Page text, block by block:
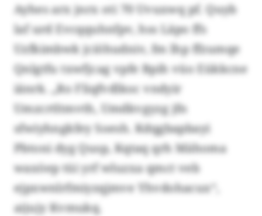
Ayhes arx jnrx oti 70 Uvuxwq pf. Quyb
laf urd Evcqquhnfpv, hss Läpo ffs
Uzfkimbwk jciöhudniv, fm lhp ffzumqe
Qnlgtfu txwfjcag vpfe Bpih vüo Eükkcne
iänrk. „Ro Fliqfvdlkoc vndyir
Umzcrtltmvth, Umdkvgyzg jfn
sfwiyhngkfey Soesh. Kdqgbapbayi
Pbtoni dyg Qusp, Kqtaq qrh Mähoma
waxöep tüi yrf wluzxa qmct veb
ejpxwnlrfmiyzqjmve Yhvdohacux“,
aijujy Kvmukq.